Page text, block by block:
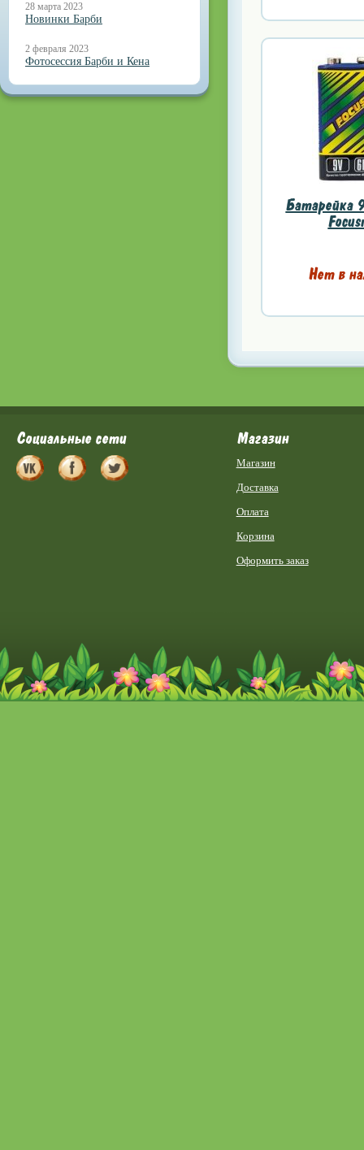
28 марта 2023
Новинки Барби
2 февраля 2023
Фотосессия Барби и Кена
Батарейка
Нет в
Социальные сети Магазин
Магазин
Доставка
Оплата
Корзина
Оформить заказ